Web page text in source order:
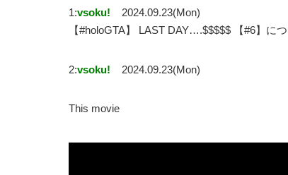
1:vsoku!
2024.09.23(Mon)
【#holoGTA】 LAST DAY….$$$$$ 【#6】に
2:vsoku! 2024.09.23(Mon)
This movie